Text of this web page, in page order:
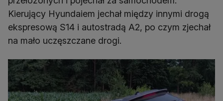
Kierujący Hyundaiem jechał między innymi drogą
ekspresową S14 i autostradą A2, po czym zjechał
na mało uczęszczane drogi.